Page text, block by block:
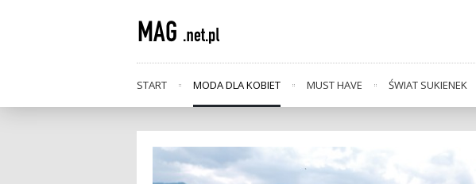
START MODA DLA KOBIET MUST HAVE ŚWIAT SUKIENEK